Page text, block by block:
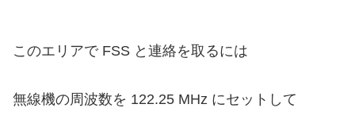
このエリアで FSS と連絡を取るには
無線機の周波数を 122.25 MHz にセットして